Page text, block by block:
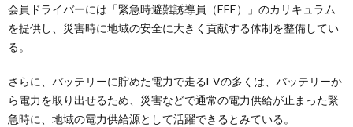
会員ドライバーには「緊急時避難誘導員（EEE）」のカリキュラム
を提供し、災害時に地域の安全に大きく貢献する体制を整備してい
る。
さらに、バッテリーに貯めた電力で走るEVの多くは、バッテリーか
ら電力を取り出せるため、災害などで通常の電力供給が止まった緊
急時に、地域の電力供給源として活躍できるとみている。